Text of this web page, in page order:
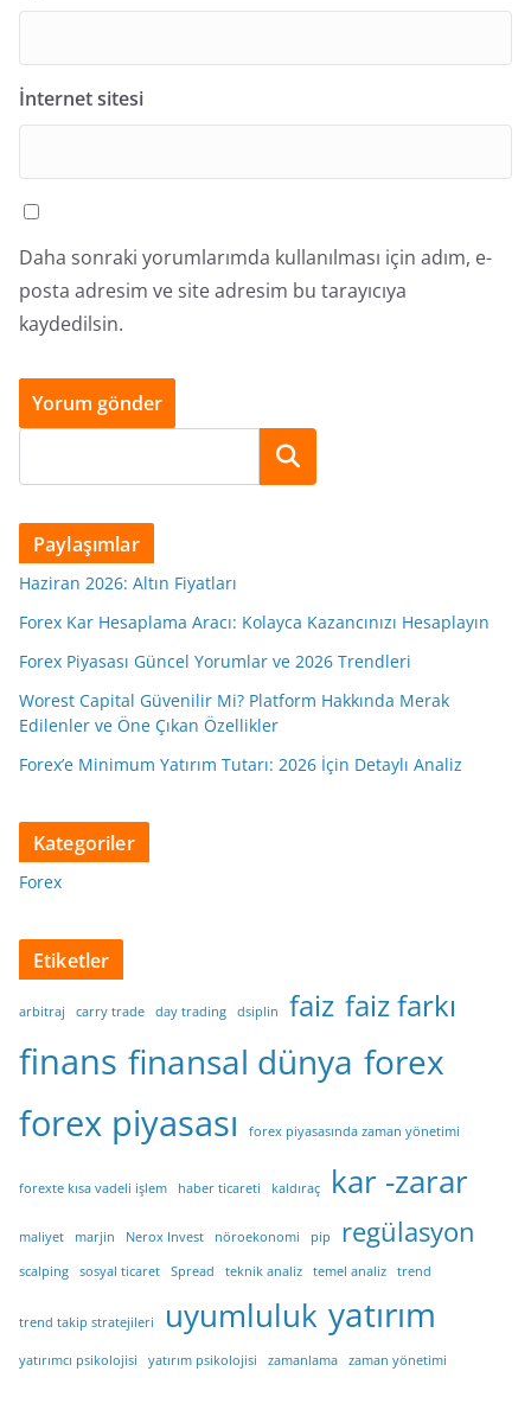
İnternet sitesi
Daha sonraki yorumlarımda kullanılması için adım, e-
posta adresim ve site adresim bu tarayıcıya
kaydedilsin.
Ara
Paylaşımlar
Haziran 2026: Altın Fiyatları
Forex Kar Hesaplama Aracı: Kolayca Kazancınızı Hesaplayın
Forex Piyasası Güncel Yorumlar ve 2026 Trendleri
Worest Capital Güvenilir Mi? Platform Hakkında Merak
Edilenler ve Öne Çıkan Özellikler
Forex’e Minimum Yatırım Tutarı: 2026 İçin Detaylı Analiz
Kategoriler
Forex
Etiketler
arbitraj carry trade day trading dsiplin faiz faiz farkı
finans finansal dünya forex
forex piyasası forex piyasasında zaman yönetimi
forexte kısa vadeli işlem haber ticareti kaldıraç kar -zarar
maliyet marjin Nerox Invest nöroekonomi pip regülasyon
scalping sosyal ticaret Spread teknik analiz temel analiz trend
trend takip stratejileri uyumluluk yatırım
yatırımcı psikolojisi yatırım psikolojisi zamanlama zaman yönetimi